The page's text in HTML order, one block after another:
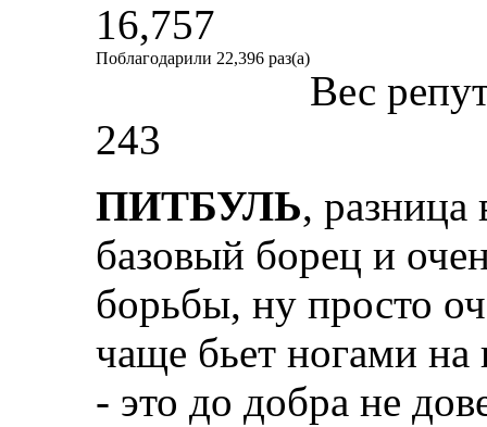
16,757
Поблагодарили 22,396 раз(а)
Вес
243
ПИТБУЛЬ,
базовый борец и
борьбы, ну просто
чаще бьет ногами на
- это до добра не